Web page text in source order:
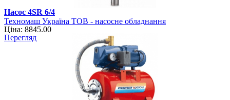
Насос 4SR 6/4
Техномаш Україна ТОВ - насосне обладнання
Ціна: 8845.00
Перегляд